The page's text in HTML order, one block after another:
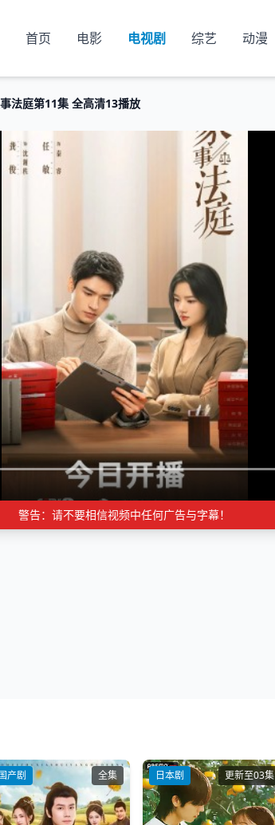
首页 电影 电视剧 综艺 动漫
法庭第11集 全高清13播放
警告：请不要相信视频中任何广告与字幕！
产剧 全集 日本剧 更新至03集